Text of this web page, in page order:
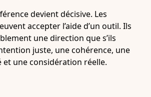
devient décisive. Les
accepter l’aide d’un outil. Ils
une direction que s’ils
juste, une cohérence, une
et une considération réelle.